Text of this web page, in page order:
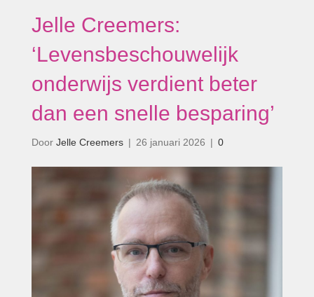
Jelle Creemers:
‘Levensbeschouwelijk
onderwijs verdient beter
dan een snelle besparing’
Door Jelle Creemers | 26 januari 2026 | 0